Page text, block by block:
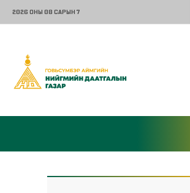
2026 ОНЫ 08 САРЫН 7